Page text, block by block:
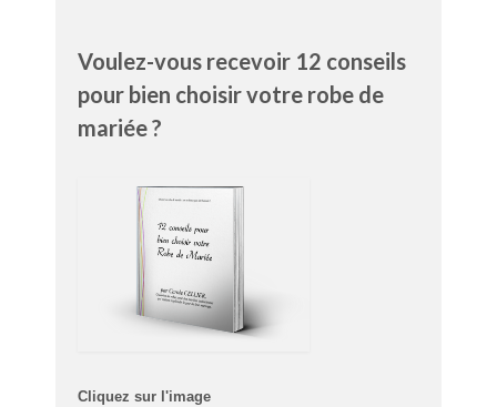
Voulez-vous recevoir 12 conseils
pour bien choisir votre robe de
mariée ?
Cliquez sur l'image